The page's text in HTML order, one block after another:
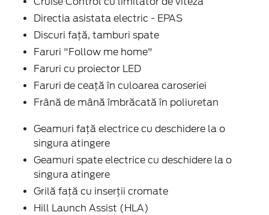
Directia asistata electric - EPAS
Discuri faţă, tamburi spate
Faruri "Follow me home"
Faruri cu proiector LED
Faruri de ceaţă în culoarea caroseriei
Frână de mână îmbrăcată în poliuretan
Geamuri faţă electrice cu deschidere la o
singura atingere
Geamuri spate electrice cu deschidere la o
singura atingere
Grilă faţă cu inserţii cromate
Hill Launch Assist (HLA)